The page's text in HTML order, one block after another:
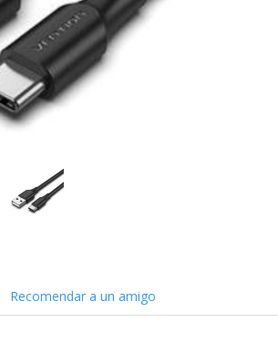
Recomendar a un amigo